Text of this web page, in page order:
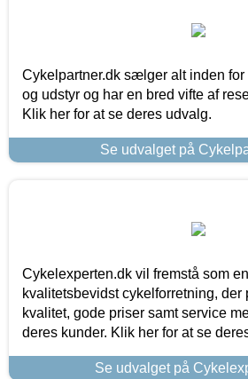
Cykelpartner.dk sælger alt inden
og udstyr og har en bred vifte af
Klik her for at se deres udvalg.
Se udvalget på
Cykelexperten.dk vil fremstå som
kvalitetsbevidst cykelforretning, der
kvalitet, gode priser samt service
deres kunder. Klik her for at se
Se udvalget på